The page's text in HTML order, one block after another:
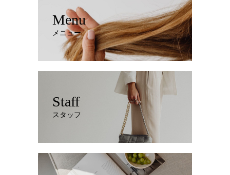
Menu
メニュー
Staff
スタッフ